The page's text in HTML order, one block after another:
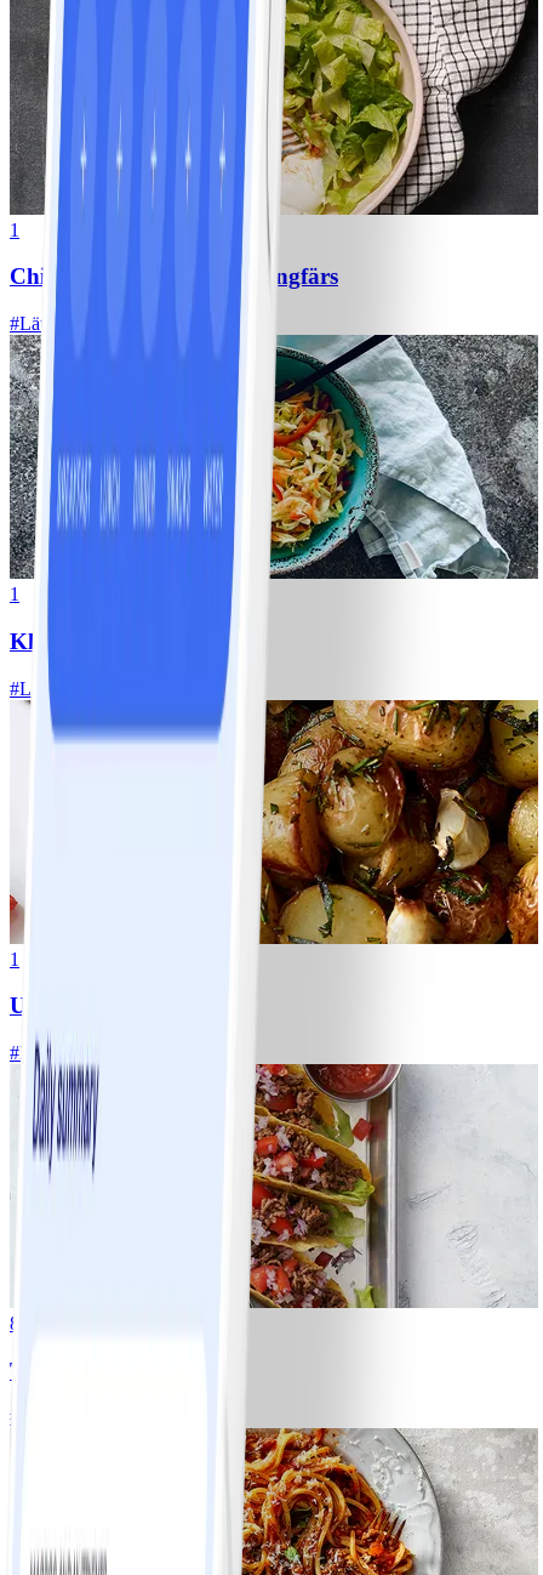
1
Chili con carne med kycklingfärs
#Lätt
1
Klassisk vitkålssallad
#Lätt
1
Ugnsrostad potatis
#Lätt5 MIN
8
Tacos
#